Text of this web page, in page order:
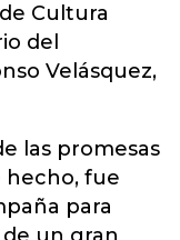
Cultura
del
Velásquez,
las promesas
hecho, fue
para